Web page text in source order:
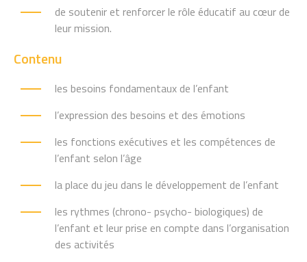
de soutenir et renforcer le rôle éducatif au cœur de
leur mission.
Contenu
les besoins fondamentaux de l’enfant
l’expression des besoins et des émotions
les fonctions exécutives et les compétences de
l’enfant selon l’âge
la place du jeu dans le développement de l’enfant
les rythmes (chrono- psycho- biologiques) de
l’enfant et leur prise en compte dans l’organisation
des activités